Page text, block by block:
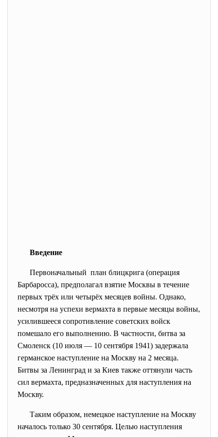
Введение
Первоначальный план блицкрига (операция
Барбаросса), предполагал взятие Москвы в течение
первых трёх или четырёх месяцев войны. Однако,
несмотря на успехи вермахта в первые месяцы войны,
усилившееся сопротивление советских войск
помешало его выполнению. В частности, битва за
Смоленск (10 июля — 10 сентября 1941) задержала
германское наступление на Москву на 2 месяца.
Битвы за Ленинград и за Киев также оттянули часть
сил вермахта, предназначенных для наступления на
Москву.
Таким образом, немецкое наступление на Москву
началось только 30 сентября. Целью наступления